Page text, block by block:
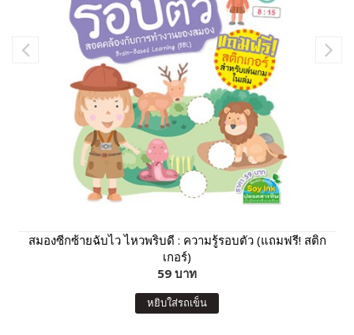
สมองซีกซ้ายฉับไว ไหวพริบดี : ความรู้รอบตัว (แถมฟรี! สติก
เกอร์)
59 บาท
หยิบใส่รถเข็น